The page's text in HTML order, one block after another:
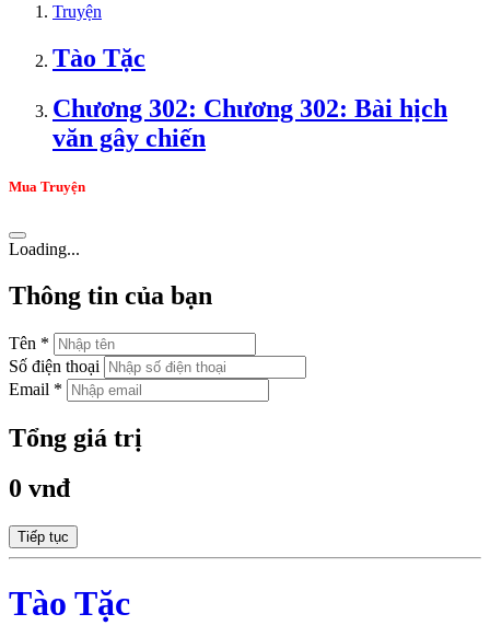
Truyện
Tào Tặc
Chương 302: Chương 302: Bài hịch
văn gây chiến
Mua Truyện
Loading...
Thông tin của bạn
Tên *
Số điện thoại
Email *
Tổng giá trị
0 vnđ
Tiếp tục
Tào Tặc